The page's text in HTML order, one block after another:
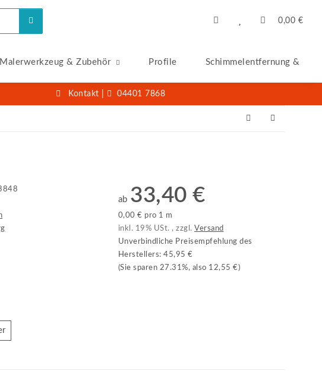
0,00 €
Malerwerkzeug & Zubehör Profile Schimmelentfernung & -
Kontakt 04401 7868
ab 33,40 €
0,00 € pro 1 m
inkl. 19% USt. , zzgl. Versand
Unverbindliche Preisempfehlung des
Herstellers: 45,95 €
(Sie sparen 27.31%, also 12,55 € )
Muster